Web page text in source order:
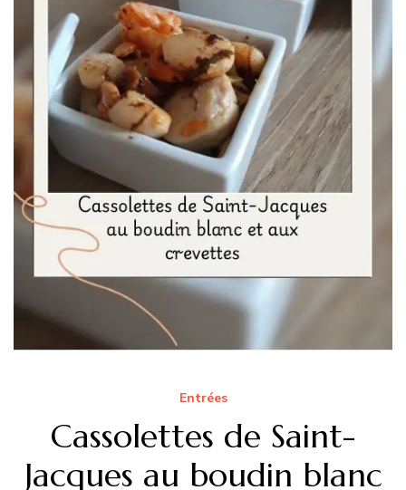
Entrées
Cassolettes de Saint-
Jacques au boudin blanc